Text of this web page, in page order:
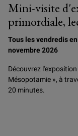
Mini-visite
primordiale,
Tous les vendredis
novembre 2026
Découvrez
Mésopotamie », à
20 minutes.